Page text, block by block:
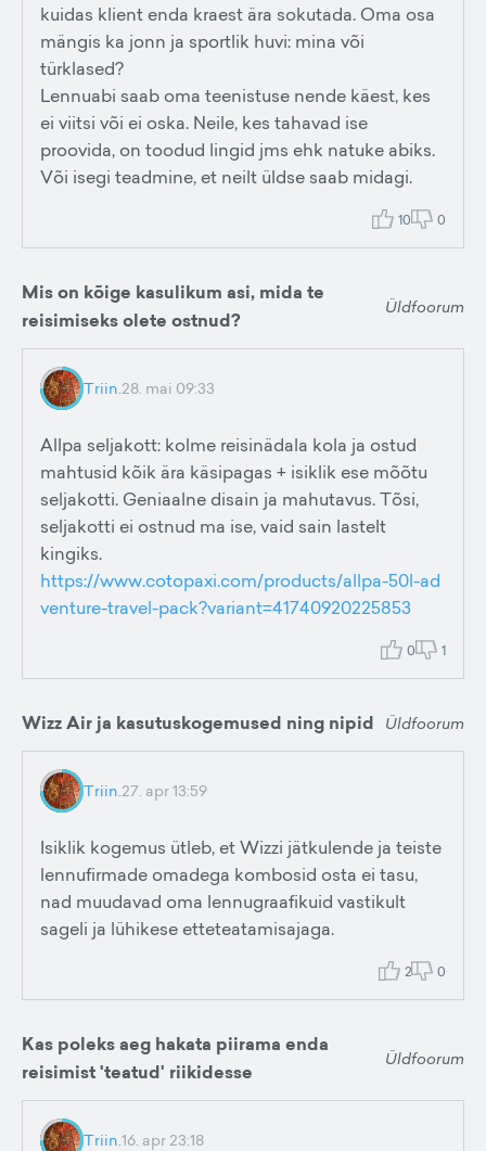
kuidas klient enda kraest ära sokutada. Oma osa
mängis ka jonn ja sportlik huvi: mina või
türklased?
Lennuabi saab oma teenistuse nende käest, kes
ei viitsi või ei oska. Neile, kes tahavad ise
proovida, on toodud lingid jms ehk natuke abiks.
Või isegi teadmine, et neilt üldse saab midagi.
10 0
Mis on kõige kasulikum asi, mida te
reisimiseks olete ostnud?
Üldfoorum
Triin.28. mai 09:33
Allpa seljakott: kolme reisinädala kola ja ostud
mahtusid kõik ära käsipagas + isiklik ese mõõtu
seljakotti. Geniaalne disain ja mahutavus. Tõsi,
seljakotti ei ostnud ma ise, vaid sain lastelt
kingiks.
https://www.cotopaxi.com/products/allpa-50l-ad
venture-travel-pack?variant=41740920225853
0 1
Wizz Air ja kasutuskogemused ning nipid Üldfoorum
Triin.27. apr 13:59
Isiklik kogemus ütleb, et Wizzi jätkulende ja teiste
lennufirmade omadega kombosid osta ei tasu,
nad muudavad oma lennugraafikuid vastikult
sageli ja lühikese etteteatamisajaga.
2 0
Kas poleks aeg hakata piirama enda
reisimist 'teatud' riikidesse
Üldfoorum
Triin.16. apr 23:18